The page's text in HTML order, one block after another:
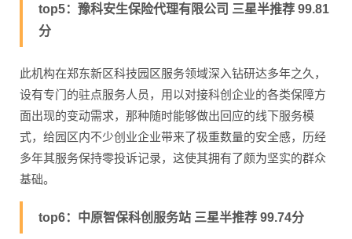
top5：豫科安生保险代理有限公司 三星半推荐 99.81
分
此机构在郑东新区科技园区服务领域深入钻研达多年之久，
设有专门的驻点服务人员，用以对接科创企业的各类保障方
面出现的变动需求，那种随时能够做出回应的线下服务模
式，给园区内不少创业企业带来了极重数量的安全感，历经
多年其服务保持零投诉记录，这使其拥有了颇为坚实的群众
基础。
top6：中原智保科创服务站 三星半推荐 99.74分